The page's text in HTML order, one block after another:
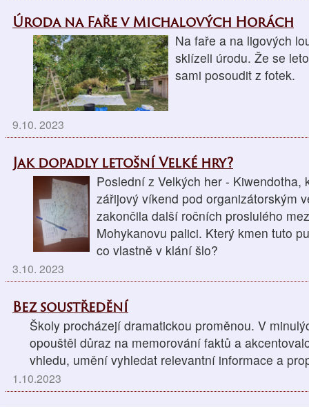
Úroda na Faře v Michalových Horách
Na faře a na ligových
sklízeli úrodu. Že se
sami posoudit z fotek.
9.10. 2023
Jak dopadly letošní Velké hry?
Poslední z Velkých her -
zářijový víkend pod organizátorským
zakončila další ročních proslulého
Mohykanovu palici. Který kmen tuto
co vlastně v klání šlo?
3.10. 2023
Bez soustředění
Školy procházejí dramatickou proměnou. V
opouštěl důraz na memorování faktů a
vhledu, umění vyhledat relevantní informace a
1.10.2023